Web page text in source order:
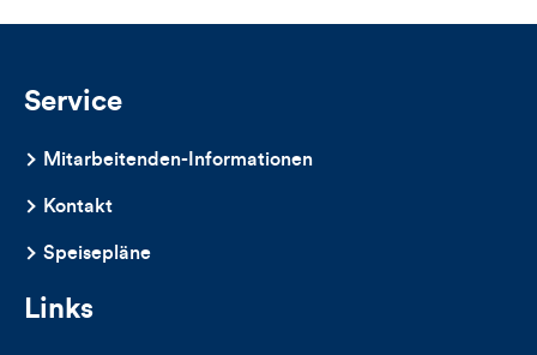
Service
Mitarbeitenden-Informationen
Kontakt
Speisepläne
Links